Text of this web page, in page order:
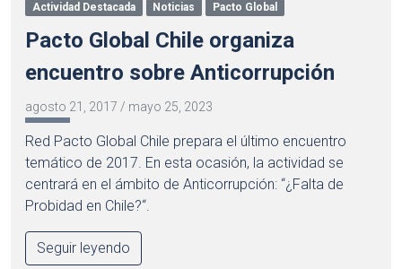
Actividad Destacada Noticias Pacto Global
Pacto Global Chile organiza
encuentro sobre Anticorrupción
agosto 21, 2017 / mayo 25, 2023
Red Pacto Global Chile prepara el último encuentro
temático de 2017. En esta ocasión, la actividad se
centrará en el ámbito de Anticorrupción: “¿Falta de
Probidad en Chile?“.
Seguir leyendo